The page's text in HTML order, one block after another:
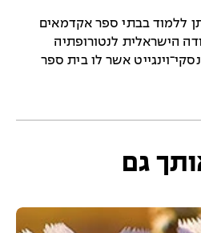
ללמוד בבתי ספר אקדמאים
הישראלית לנטורופתיה
אשר לו בית ספר
גם